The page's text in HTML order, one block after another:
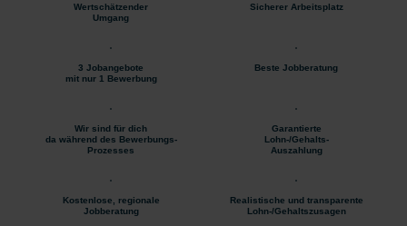
Wertschätzender
Umgang
Sicherer Arbeitsplatz
3 Jobangebote
mit nur 1 Bewerbung
Beste Jobberatung
Wir sind für dich
da während des Bewerbungs-
Prozesses
Garantierte
Lohn-/Gehalts-
Auszahlung
Kostenlose, regionale
Jobberatung
Realistische und transparente
Lohn-/Gehaltszusagen